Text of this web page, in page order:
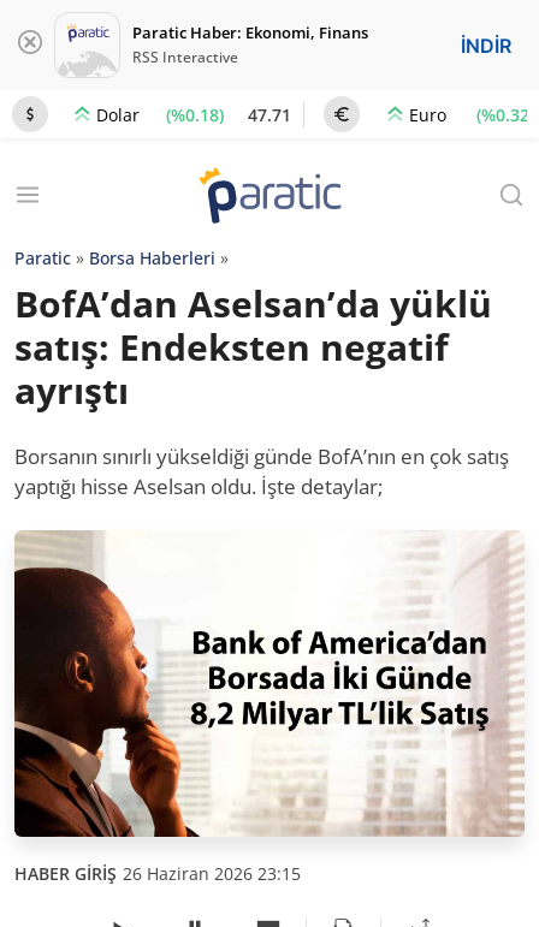
Paratic Haber: Ekonomi, Finans
RSS Interactive İNDİR
Dolar (%0.18) 47.71 Euro (%0.32)
Paratic » Borsa Haberleri »
BofA’dan Aselsan’da yüklü
satış: Endeksten negatif
ayrıştı
Borsanın sınırlı yükseldiği günde BofA’nın en çok satış
yaptığı hisse Aselsan oldu. İşte detaylar;
HABER GİRİŞ 26 Haziran 2026 23:15